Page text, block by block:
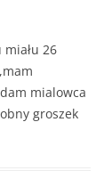
26
mialowca
groszek